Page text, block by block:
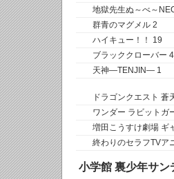
地獄先生ぬ～べ～
群青のマグメル 2
ハイキュー！！ 19
ブラッククローバー 4
天神―TENJIN― 1
ドラゴンクエスト 蒼
ワンダー ラビットガ
増田こうすけ劇場 ギ
終わりのセラフTVア
小学館 裏少年サン